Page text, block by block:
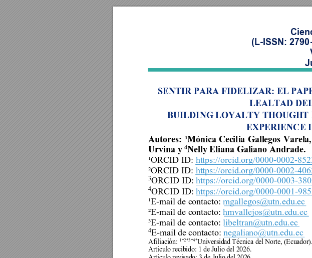
(L-ISSN: 2790
SENTIR PARA FIDELIZAR: EL
LEALTAD
BUILDING LOYALTY THOUGHT
EXPERIENCE
Autores: ¹Mónica Cecilia Gallegos Varela,
Urvina y 4Nelly Eliana Galiano Andrade.
¹ORCID ID: https://orcid.org/0000-0002-
²ORCID ID: https://orcid.org/0000-0002-
3ORCID ID: https://orcid.org/0000-0003-
4ORCID ID: https://orcid.org/0000-0001-
¹E-mail de contacto: mgallegos@utn.edu.ec
²E-mail de contacto: hmvallejos@utn.edu.ec
³E-mail de contacto: libeltran@utn.edu.ec
4E-mail de contacto: negaliano@utn.edu.ec
Afiliación: 1*2*3*4*Universidad Técnica del Norte, (Ecuador).
Artículo recibido: 1 de Julio del 2026.